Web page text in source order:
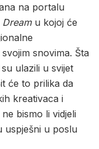
na portalu
Dreamu kojoj će
snovima. Šta
ulazili u svijet
će to prilika da
kreativaca i
bismo li vidjeli
uspješni u poslu